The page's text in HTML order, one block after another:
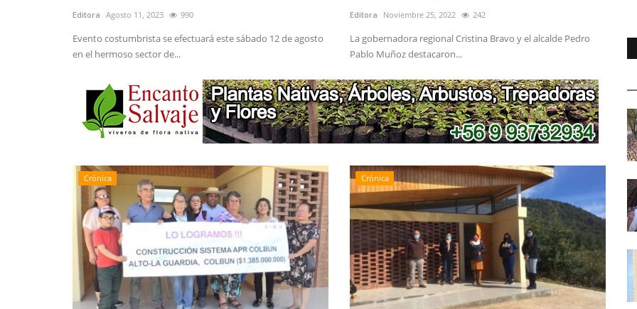
Editora Agosto 11, 2023 990
Evento costumbrista se efectuará este sábado 12 de agosto
en el hermoso sector de...
Editora Noviembre 25, 2022 242
La gobernadora regional Cristina Bravo y el alcalde Pedro
Pablo Muñoz destacaron...
Crónica Crónica